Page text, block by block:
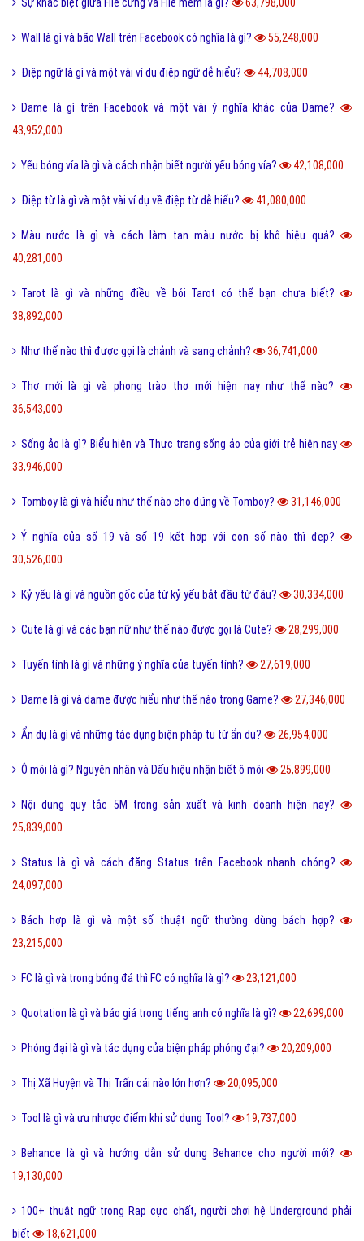
Wall là gì và bão Wall trên Facebook có nghĩa là gì? 55,248,000
Điệp ngữ là gì và một vài ví dụ điệp ngữ dễ hiểu? 44,708,000
Dame là gì trên Facebook và một vài ý nghĩa khác của Dame?
43,952,000
Yếu bóng vía là gì và cách nhận biết người yếu bóng vía? 42,108,000
Điệp từ là gì và một vài ví dụ về điệp từ dễ hiểu? 41,080,000
Màu nước là gì và cách làm tan màu nước bị khô hiệu quả?
40,281,000
Tarot là gì và những điều về bói Tarot có thể bạn chưa biết?
38,892,000
Như thế nào thì được gọi là chảnh và sang chảnh? 36,741,000
Thơ mới là gì và phong trào thơ mới hiện nay như thế nào?
36,543,000
Sống ảo là gì? Biểu hiện và Thực trạng sống ảo của giới trẻ hiện nay
33,946,000
Tomboy là gì và hiểu như thế nào cho đúng về Tomboy? 31,146,000
Ý nghĩa của số 19 và số 19 kết hợp với con số nào thì đẹp?
30,526,000
Kỷ yếu là gì và nguồn gốc của từ kỷ yếu bắt đầu từ đâu? 30,334,000
Cute là gì và các bạn nữ như thế nào được gọi là Cute? 28,299,000
Tuyến tính là gì và những ý nghĩa của tuyến tính? 27,619,000
Dame là gì và dame được hiểu như thế nào trong Game? 27,346,000
Ẩn dụ là gì và những tác dụng biện pháp tu từ ẩn dụ? 26,954,000
Ô môi là gì? Nguyên nhân và Dấu hiệu nhận biết ô môi 25,899,000
Nội dung quy tắc 5M trong sản xuất và kinh doanh hiện nay?
25,839,000
Status là gì và cách đăng Status trên Facebook nhanh chóng?
24,097,000
Bách hợp là gì và một số thuật ngữ thường dùng bách hợp?
23,215,000
FC là gì và trong bóng đá thì FC có nghĩa là gì? 23,121,000
Quotation là gì và báo giá trong tiếng anh có nghĩa là gì? 22,699,000
Phóng đại là gì và tác dụng của biện pháp phóng đại? 20,209,000
Thị Xã Huyện và Thị Trấn cái nào lớn hơn? 20,095,000
Tool là gì và ưu nhược điểm khi sử dụng Tool? 19,737,000
Behance là gì và hướng dẫn sử dụng Behance cho người mới?
19,130,000
100+ thuật ngữ trong Rap cực chất, người chơi hệ Underground phải
biết
18,621,000